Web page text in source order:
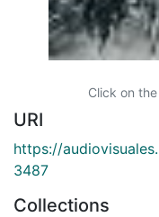
Click on
URI
https://
3487
Collections